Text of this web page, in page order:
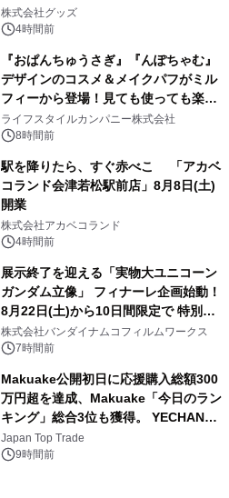
株式会社グッズ
4時間前
『おぱんちゅうさぎ』『んぽちゃむ』
デザインのコスメ＆メイクパフがミル
フィーから登場！見ても使っても楽し
い、ポップでキュートなコレクショ
ン。
ライフスタイルカンパニー株式会社
8時間前
駅を降りたら、すぐ赤べこ 「アカベ
コランド会津若松駅前店」8月8日(土)
開業
株式会社アカベコランド
4時間前
展示終了を迎える「実物大ユニコーン
ガンダム立像」 フィナーレ企画始動！
8月22日(土)から10日間限定で 特別映
像『UNICORN GUNDAM Statue ―
BEYOND POSSIBILITY ―』を上映！
株式会社バンダイナムコフィルムワークス
7時間前
Makuake公開初日に応援購入総額300
万円超を達成、Makuake「今日のラン
キング」総合3位も獲得。 YECHAN音
浴シンギングボウル第2弾の大型サイ
ズ（XL・2XL・3XL）を先行販売中
Japan Top Trade
9時間前